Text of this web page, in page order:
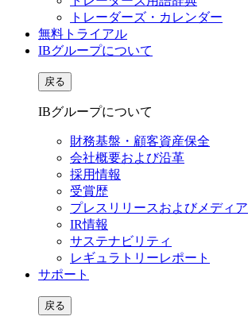
トレーダーズ・カレンダー
無料トライアル
IBグループについて
戻る
IBグループについて
財務基盤・顧客資産保全
会社概要および沿革
採用情報
受賞歴
プレスリリースおよびメディア
IR情報
サステナビリティ
レギュラトリーレポート
サポート
戻る